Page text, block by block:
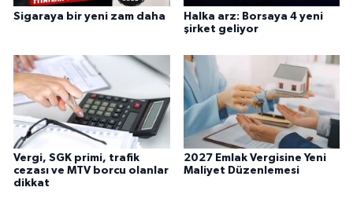
Sigaraya bir yeni zam daha
Halka arz: Borsaya 4 yeni
şirket geliyor
Vergi, SGK primi, trafik
cezası ve MTV borcu olanlar
dikkat
2027 Emlak Vergisine Yeni
Maliyet Düzenlemesi